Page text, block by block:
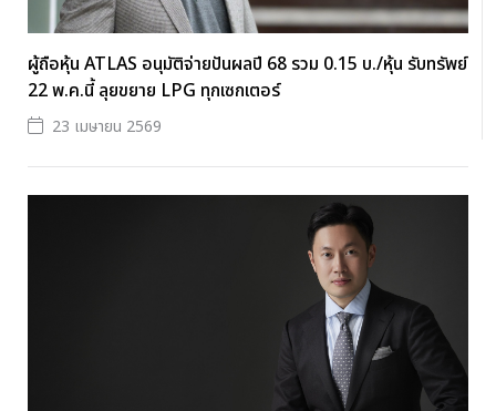
ผู้ถือหุ้น ATLAS อนุมัติจ่ายปันผลปี 68 รวม 0.15 บ./หุ้น รับทรัพย์
22 พ.ค.นี้ ลุยขยาย LPG ทุกเซกเตอร์
23 เมษายน 2569